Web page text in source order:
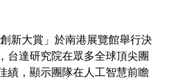
新大賞」於南港展覽館舉行決
台達研究院在眾多全球頂尖團
績，顯示團隊在人工智慧前瞻